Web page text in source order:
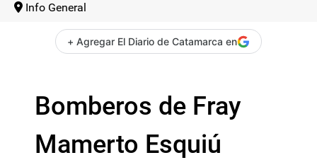
Info General
+ Agregar El Diario de Catamarca en
Bomberos de Fray
Mamerto Esquiú